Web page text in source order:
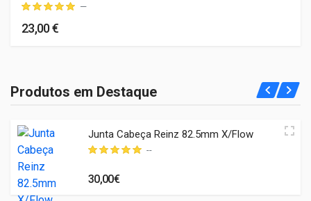
—
23,00 €
Produtos em Destaque
Junta Cabeça Reinz 82.5mm X/Flow
--
30,00€